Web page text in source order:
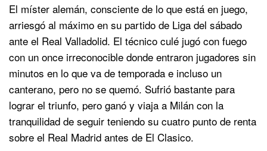
El míster alemán, consciente de lo que está en juego,
arriesgó al máximo en su partido de Liga del sábado
ante el Real Valladolid. El técnico culé jugó con fuego
con un once irreconocible donde entraron jugadores sin
minutos en lo que va de temporada e incluso un
canterano, pero no se quemó. Sufrió bastante para
lograr el triunfo, pero ganó y viaja a Milán con la
tranquilidad de seguir teniendo su cuatro punto de renta
sobre el Real Madrid antes de El Clasico.